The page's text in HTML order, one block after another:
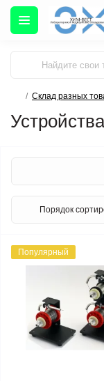
Склад разных
Популярный